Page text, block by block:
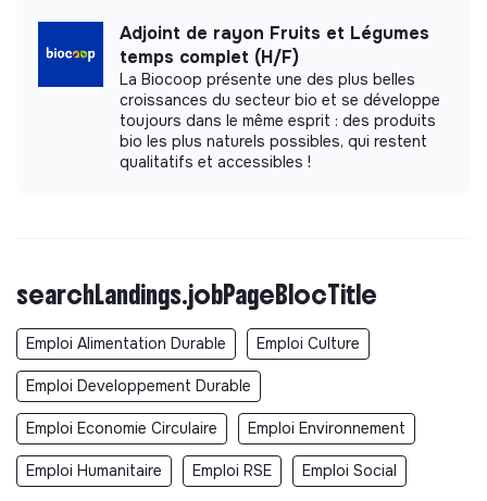
Adjoint de rayon Fruits et Légumes
temps complet (H/F)
La Biocoop présente une des plus belles
croissances du secteur bio et se développe
toujours dans le même esprit : des produits
bio les plus naturels possibles, qui restent
qualitatifs et accessibles !
searchLandings.jobPageBlocTitle
Emploi Alimentation Durable Emploi Culture
Emploi Developpement Durable
Emploi Economie Circulaire Emploi Environnement
Emploi Humanitaire Emploi RSE Emploi Social